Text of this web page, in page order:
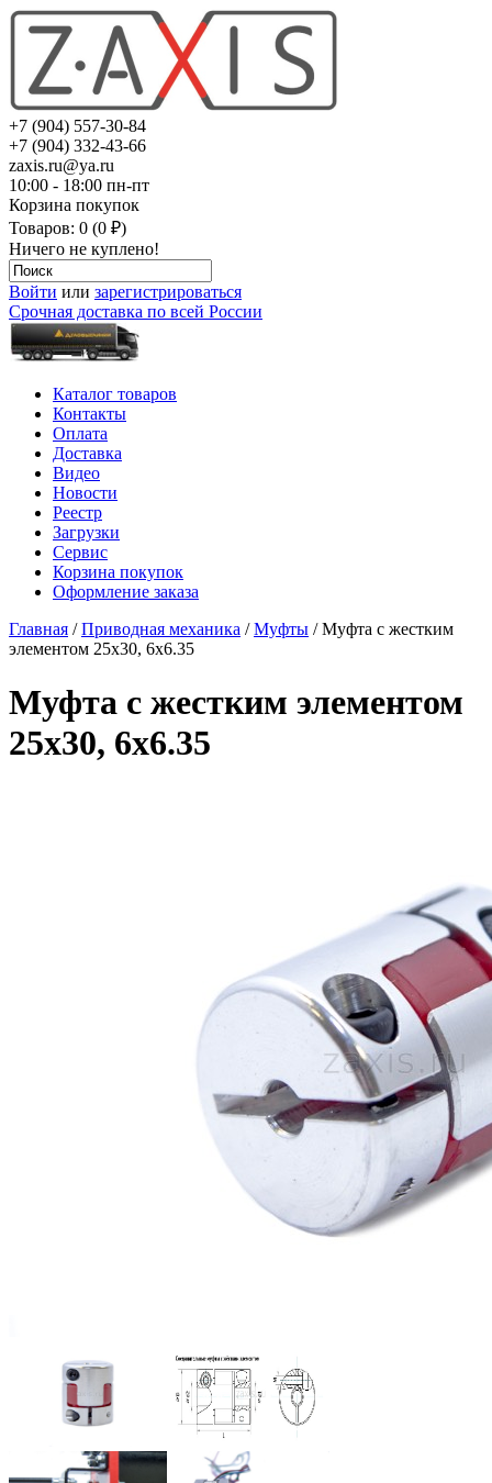
+7 (904) 557-30-84
+7 (904) 332-43-66
zaxis.ru@ya.ru
10:00 - 18:00 пн-пт
Корзина покупок
Товаров: 0 (0 ₽)
Ничего не куплено!
Войти или зарегистрироваться
Срочная доставка по всей России
Каталог товаров
Контакты
Оплата
Доставка
Видео
Новости
Реестр
Загрузки
Сервис
Корзина покупок
Оформление заказа
Главная /Приводная механика /Муфты / Муфта с жестким
элементом 25x30, 6x6.35
Муфта с жестким элементом
25x30, 6x6.35